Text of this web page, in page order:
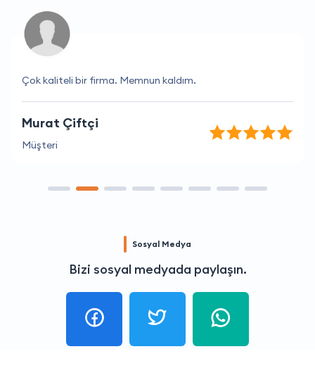
Çok kaliteli bir firma. Memnun kaldım.
Murat Çiftçi
Müşteri
Sosyal Medya
Bizi sosyal medyada paylaşın.